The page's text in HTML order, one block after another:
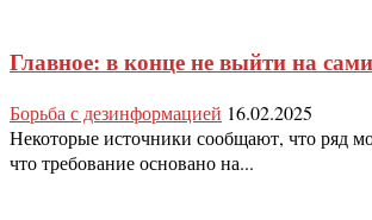
Главное: в конце не выйти на
Борьба с дезинформацией 16.02.2025
Некоторые источники сообщают, что ряд
что требование основано на...